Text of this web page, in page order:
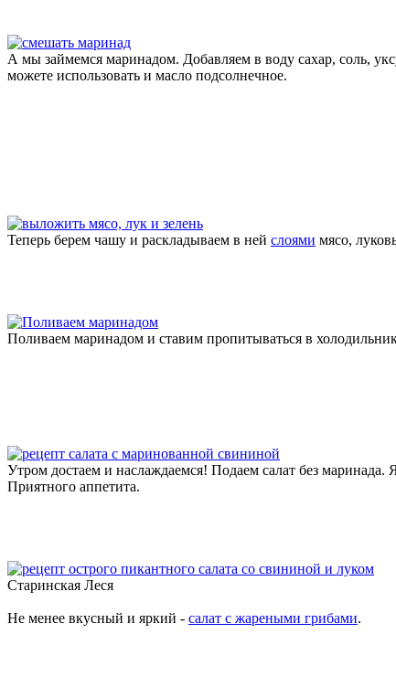
А мы займемся маринадом. Добавляем в воду сахар, соль,
можете использовать и масло подсолнечное.
Теперь берем чашу и раскладываем в ней слоями мясо,
Поливаем маринадом и ставим пропитываться в
Утром достаем и наслаждаемся! Подаем салат без маринада.
Приятного аппетита.
Старинская Леся
Не менее вкусный и яркий - салат с жареными грибами.